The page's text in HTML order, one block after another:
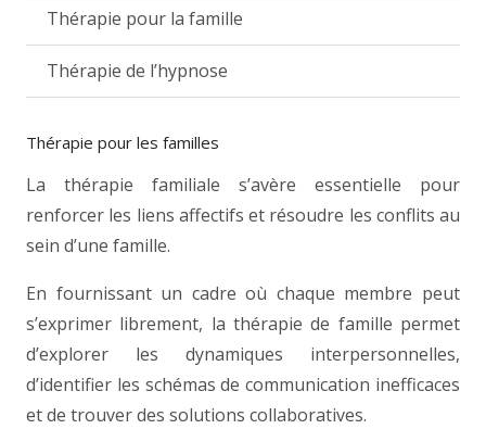
Thérapie pour la famille
Thérapie de l’hypnose
Thérapie pour les familles
La thérapie familiale s’avère essentielle pour
renforcer les liens affectifs et résoudre les conflits au
sein d’une famille.
En fournissant un cadre où chaque membre peut
s’exprimer librement, la thérapie de famille permet
d’explorer les dynamiques interpersonnelles,
d’identifier les schémas de communication inefficaces
et de trouver des solutions collaboratives.